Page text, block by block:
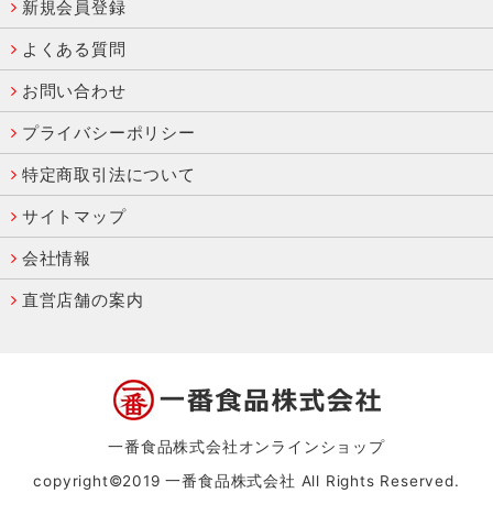
新規会員登録
よくある質問
お問い合わせ
プライバシーポリシー
特定商取引法について
サイトマップ
会社情報
直営店舗の案内
一番食品株式会社オンラインショップ
copyright©2019 一番食品株式会社 All Rights Reserved.